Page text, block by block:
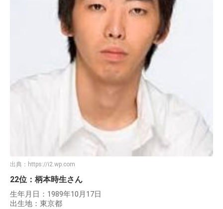
出典： https://i2.wp.com
22位：柄本時生さん
生年月日：1989年10月17日
出生地：東京都